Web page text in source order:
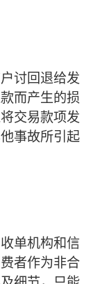
讨回退给发
而产生的损
交易款项发
事故所引起
单机构和信
者作为非合